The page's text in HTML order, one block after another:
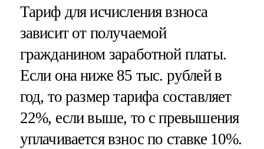
Тариф для исчисления взноса
зависит от получаемой
гражданином заработной платы.
Если она ниже 85 тыс. рублей в
год, то размер тарифа составляет
22%, если выше, то с превышения
уплачивается взнос по ставке 10%.